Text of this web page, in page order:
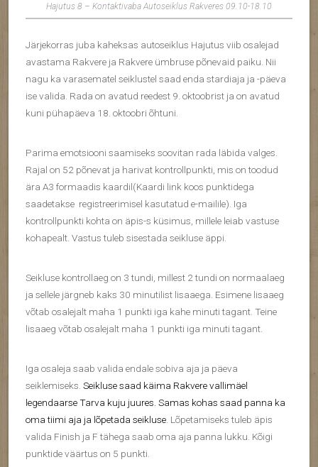
Hajutus 8 – Kontaktivaba Autoseiklus Rakveres 09.10-18.10
Järjekorras juba kaheksas autoseiklus Hajutus viib osalejad
avastama Rakvere ja Rakvere ümbruse põnevaid paiku. Nii
nagu ka varasematel seiklustel saad enda stardiaja ja -päeva
ise valida. Rada on avatud reedest 9. oktoobrist ja on avatud
kuni pühapäeva 18. oktoobri õhtuni.
Parima emotsiooni saamiseks soovitan rada läbida valges.
Rajal on 52 põnevat ja harivat kontrollpunkti, mis on toodud
ära A3 formaadis kaardil(Kaardi link koos punktidega
saadetakse registreerimisel kasutatud e-mailile). Iga
kontrollpunkti kohta on äpis-s küsimus, millele leiab vastuse
kohapealt. Vastus tuleb sisestada seikluse äppi.
Seikluse kontrollaeg on 3 tundi, millest 2 tundi on normaalaeg
ja sellele järgneb kaks 30 minutilist lisaaega. Esimene lisaaeg
võtab osalejalt maha 1 punkti iga kahe minuti tagant. Teine
lisaaeg võtab osalejalt maha 1 punkti iga minuti tagant.
Iga osaleja saab valida endale sobiva aja ja päeva
seiklemiseks. Seikluse saad käima Rakvere vallimäel
legendaarse Tarva kuju juures. Samas kohas saad panna ka
oma tiimi aja ja lõpetada seikluse . Lõpetamiseks tuleb äpis
valida Finish ja F tähega saab oma aja panna lukku. Kõigi
punktide väärtus on 5 punkti.